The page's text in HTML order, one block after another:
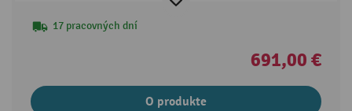
17 pracovných dní
691,00 €
O produkte